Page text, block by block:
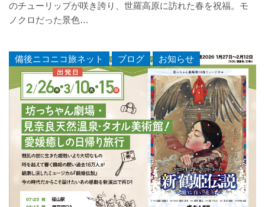
のチューリップが咲き誇り、世羅高原に訪れた春を祝福。モ
ノクロだった景色…
備後ニコニコ旅ネット , ブログ , お知らせ